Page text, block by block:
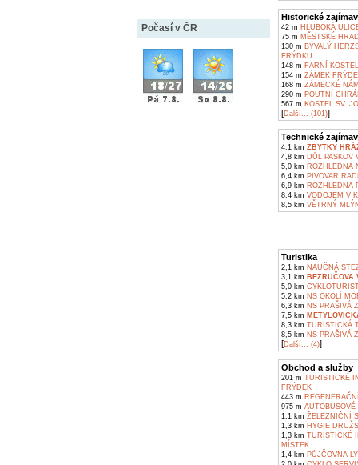
Počasí v ČR
Historické
42 m HLUBOKÁ
75 m MĚSTSKÉ
130 m BÝVALÝ
FRÝDKU
148 m FARNÍ
154 m ZÁMEK
168 m ZÁMECKÉ
290 m POUTNÍ
567 m KOSTEL SV.
[Další... (101)]
Technické
4,1 km ZBYTKY
4,8 km DŮL PASKOV
5,0 km ROZHLEDNA
6,4 km PIVOVAR
6,9 km ROZHLEDNA
8,4 km VODOJEM V
8,5 km VĚTRNÝ
Turistika
2,1 km NAUČNÁ
3,1 km
5,0 km
5,2 km NS OKOLÍ
6,3 km NS PRAŠIVÁ
7,5 km
8,3 km TURISTICKÁ
8,5 km NS PRAŠIVÁ
[Další... (4)]
Obchod a služby
201 m TURISTICKÉ
FRÝDEK
443 m
975 m
1,1 km ŽELEZNIČNÍ
1,3 km HYGIE
1,3 km TURISTICKÉ
MÍSTEK
1,4 km PŮJČOVNA